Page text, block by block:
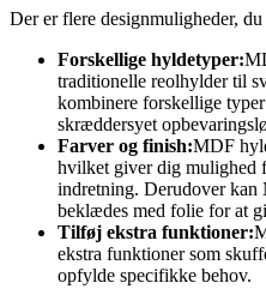
Der er flere designmuligheder,
Forskellige hyldetyper:
traditionelle reolhylder til
kombinere forskellige
skræddersyet
Farver og finish:MDF
hvilket giver dig mulighed
indretning. Derudover kan
beklædes med folie for at
Tilføj ekstra funktioner:
ekstra funktioner som
opfylde specifikke behov.